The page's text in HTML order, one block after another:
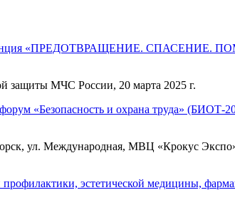
«ПРЕДОТВРАЩЕНИЕ. СПАСЕНИЕ.
защиты МЧС России, 20 марта 2025 г.
«Безопасность и охрана труда» (БИОТ-
ул. Международная, МВЦ «Крокус
эстетической медицины,